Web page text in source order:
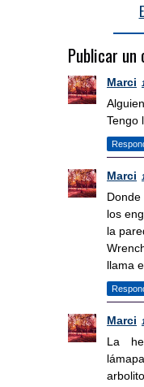
Publicar un
Marci
Tengo
Marci
los
la
llama
Marci
La